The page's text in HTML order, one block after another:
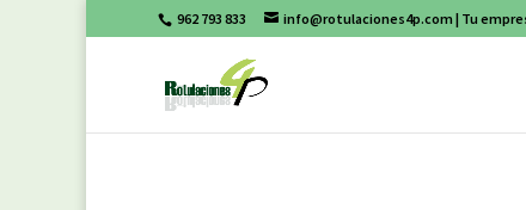
962 793 833 info@rotulaciones4p.com | Tu